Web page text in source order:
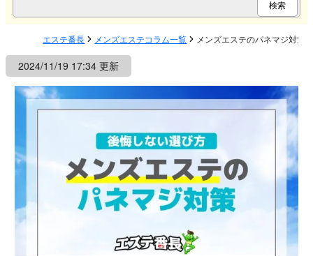
エステ番長 メンズエステコラム一覧 メンズエステのパネマジ対策
2024/11/19 17:34 更新